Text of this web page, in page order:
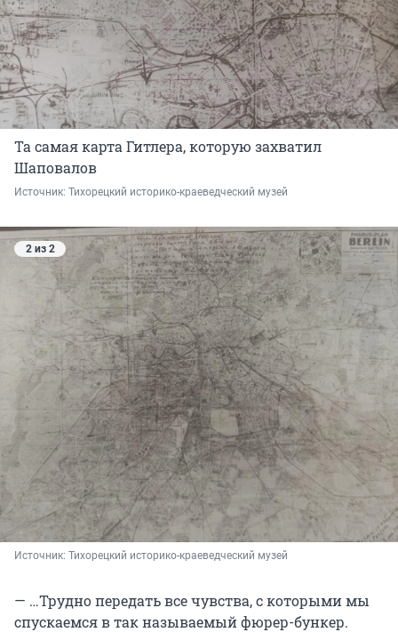
Та самая карта Гитлера, которую захватил
Шаповалов
Источник: Тихорецкий историко-краеведческий музей
2 из 2
Источник: Тихорецкий историко-краеведческий музей
— …Трудно передать все чувства, с которыми мы
спускаемся в так называемый фюрер-бункер.